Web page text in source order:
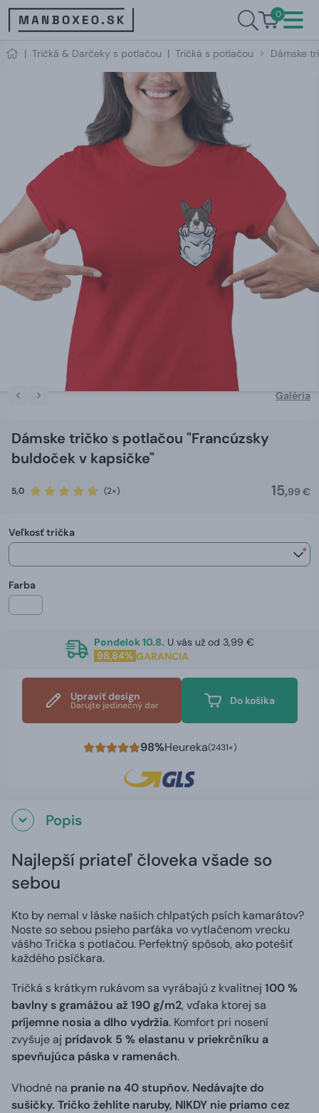
0
| Tričká & Darčeky s potlačou | Tričká s potlačou Dámske
Galéria
Dámske tričko s potlačou "Francúzsky
buldoček v kapsičke"
5,0 (2×) 15,99 €
Veľkosť trička
*
Farba
Pondelok 10.8. U vás už od 3,99 €
98,84% GARANCIA
Upraviť design
Darujte jedinečný dar Do košíka
98%Heureka(2431×)
Popis
Najlepší priateľ človeka všade so
sebou
Kto by nemal v láske našich chlpatých psích kamarátov?
Noste so sebou psieho parťáka vo vytlačenom vrecku
vášho Trička s potlačou. Perfektný spôsob, ako potešiť
každého psíčkara.
Tričká s krátkym rukávom sa vyrábajú z kvalitnej 100 %
bavlny s gramážou až 190 g/m2, vďaka ktorej sa
príjemne nosia a dlho vydržia. Komfort pri nosení
zvyšuje aj prídavok 5 % elastanu v priekrčníku a
spevňujúca páska v ramenách.
Vhodné na pranie na 40 stupňov. Nedávajte do
sušičky. Tričko žehlite naruby, NIKDY nie priamo cez